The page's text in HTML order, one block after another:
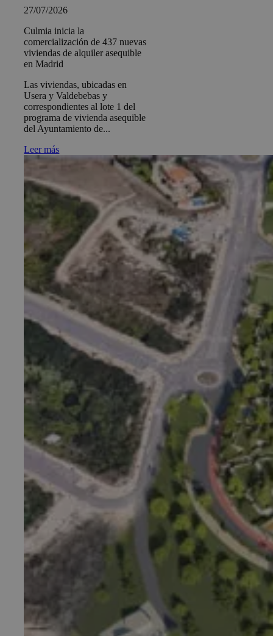
27/07/2026
Culmia inicia la
comercialización de 437 nuevas
viviendas de alquiler asequible
en Madrid
Las viviendas, ubicadas en
Usera y Valdebebas y
correspondientes al lote 1 del
programa de vivienda asequible
del Ayuntamiento de...
Leer más